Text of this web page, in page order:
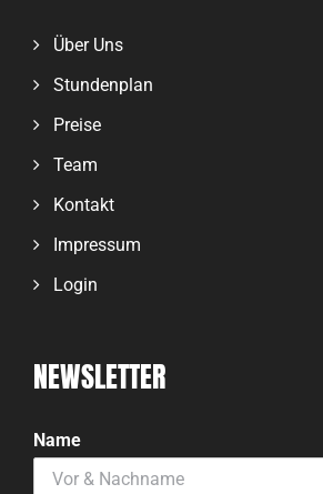
Über Uns
Stundenplan
Preise
Team
Kontakt
Impressum
Login
NEWSLETTER
Name